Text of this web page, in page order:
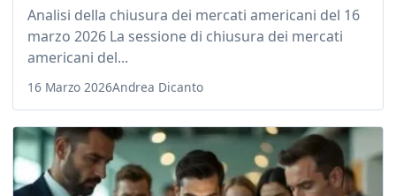
Analisi della chiusura dei mercati americani del 16
marzo 2026 La sessione di chiusura dei mercati
americani del...
16 Marzo 2026Andrea Dicanto